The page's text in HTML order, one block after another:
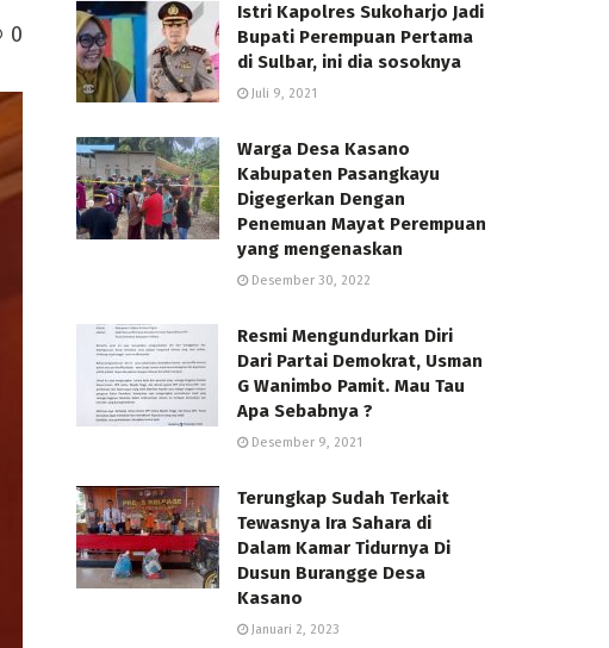
0
Istri Kapolres Sukoharjo Jadi
Bupati Perempuan Pertama
di Sulbar, ini dia sosoknya
Juli 9, 2021
Warga Desa Kasano
Kabupaten Pasangkayu
Digegerkan Dengan
Penemuan Mayat Perempuan
yang mengenaskan
Desember 30, 2022
Resmi Mengundurkan Diri
Dari Partai Demokrat, Usman
G Wanimbo Pamit. Mau Tau
Apa Sebabnya ?
Desember 9, 2021
Terungkap Sudah Terkait
Tewasnya Ira Sahara di
Dalam Kamar Tidurnya Di
Dusun Burangge Desa
Kasano
Januari 2, 2023